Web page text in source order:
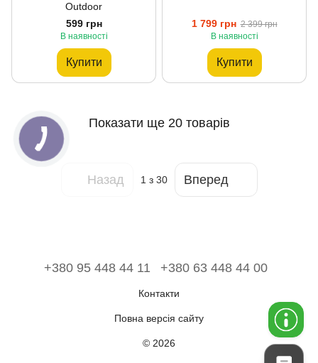
Outdoor
599 грн
В наявності
Купити
1 799 грн 2 399 грн
В наявності
Купити
Показати ще 20 товарів
Назад 1 з 30 Вперед
+380 95 448 44 11 +380 63 448 44 00
Контакти
Повна версія сайту
© 2026